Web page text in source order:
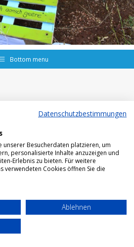
Bottom menu
Datenschutzbestimmungen
unserer Besucherdaten platzieren, um
personalisierte Inhalte anzuzeigen und
Erlebnis zu bieten. Für weitere
verwendeten Cookies öffnen Sie die
Ablehnen